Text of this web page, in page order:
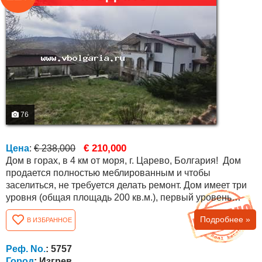
76
Цена: € 238,000 € 210,000
Дом в горах, в 4 км от моря, г. Царево, Болгария! Дом
продается полностью меблированным и чтобы
заселиться, не требуется делать ремонт. Дом имеет три
уровня (общая площадь 200 кв.м.), первый уровень
полностью автономный, таверна с кухонной
столешницей, ванная комната, туалет, спальня. Второй
уровень, гостиная с камином, совместные столовая и
кухня, ванная комната и туалет, веранда, лестница на
второй этаж. Третий уровень,...
В ИЗБРАННОЕ Подробнее »
Реф. No.: 5757